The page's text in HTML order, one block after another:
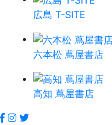
広島 T-SITE
六本松 蔦屋書店
高知 蔦屋書店